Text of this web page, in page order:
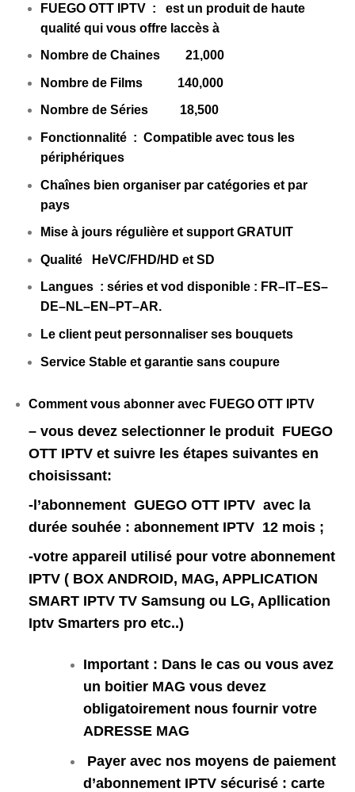
FUEGO OTT IPTV : est un produit de haute
qualité qui vous offre laccès à
Nombre de Chaines 21,000
Nombre de Films 140,000
Nombre de Séries 18,500
Fonctionnalité : Compatible avec tous les
périphériques
Chaînes bien organiser par catégories et par
pays
Mise à jours régulière et support GRATUIT
Qualité HeVC/FHD/HD et SD
Langues : séries et vod disponible : FR–IT–ES–
DE–NL–EN–PT–AR.
Le client peut personnaliser ses bouquets
Service Stable et garantie sans coupure
Comment vous abonner avec FUEGO OTT IPTV
– vous devez selectionner le produit FUEGO
OTT IPTVet suivre les étapes suivantes en
choisissant:
-l’abonnement GUEGO OTT IPTV avec la
durée souhée : abonnement IPTV 12 mois ;
-votre appareil utilisé pour votre abonnement
IPTV ( BOX ANDROID, MAG, APPLICATION
SMART IPTV TV Samsung ou LG, Apllication
Iptv Smarters pro etc..)
Important : Dans le cas ou vous avez
un boitier MAG vous devez
obligatoirement nous fournir votre
ADRESSE MAG
Payer avec nos moyens de paiement
d’abonnement IPTV sécurisé : carte